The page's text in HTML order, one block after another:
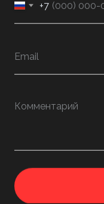
+7
ДИЗЕЛЬНЫЙ
ПОГРУЗЧИК EP